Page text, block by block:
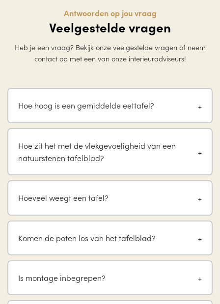
Antwoorden op jou vraag
Veelgestelde vragen
Heb je een vraag? Bekijk onze veelgestelde vragen of neem
contact op met een van onze interieuradviseurs!
Hoe hoog is een gemiddelde eettafel?
Hoe zit het met de vlekgevoeligheid van een
natuurstenen tafelblad?
Hoeveel weegt een tafel?
Komen de poten los van het tafelblad?
Is montage inbegrepen?